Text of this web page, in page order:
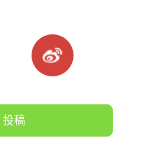
投稿